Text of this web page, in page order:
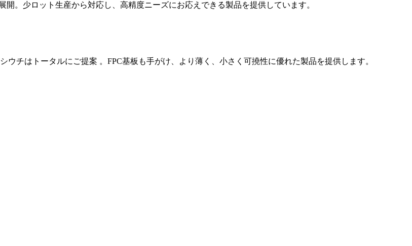
。少ロット生産から対応し、高精度ニーズにお応えできる製品を提供しています。
チはトータルにご提案 。FPC基板も手がけ、より薄く、⼩さく可撓性に優れた製品を提供します。